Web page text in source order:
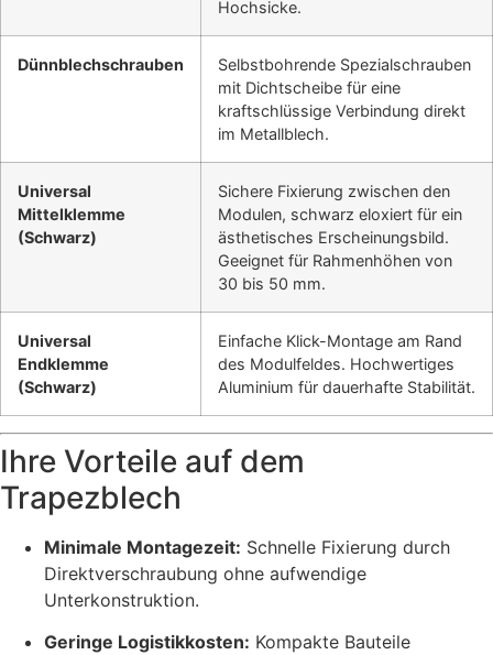
Hochsicke.
Dünnblechschrauben
Selbstbohrende Spezialschrauben
mit Dichtscheibe für eine
kraftschlüssige Verbindung direkt
im Metallblech.
Universal
Mittelklemme
(Schwarz)
Sichere Fixierung zwischen den
Modulen, schwarz eloxiert für ein
ästhetisches Erscheinungsbild.
Geeignet für Rahmenhöhen von
30 bis 50 mm.
Universal
Endklemme
(Schwarz)
Einfache Klick-Montage am Rand
des Modulfeldes. Hochwertiges
Aluminium für dauerhafte Stabilität.
Ihre Vorteile auf dem
Trapezblech
Minimale Montagezeit: Schnelle Fixierung durch
Direktverschraubung ohne aufwendige
Unterkonstruktion.
Geringe Logistikkosten: Kompakte Bauteile